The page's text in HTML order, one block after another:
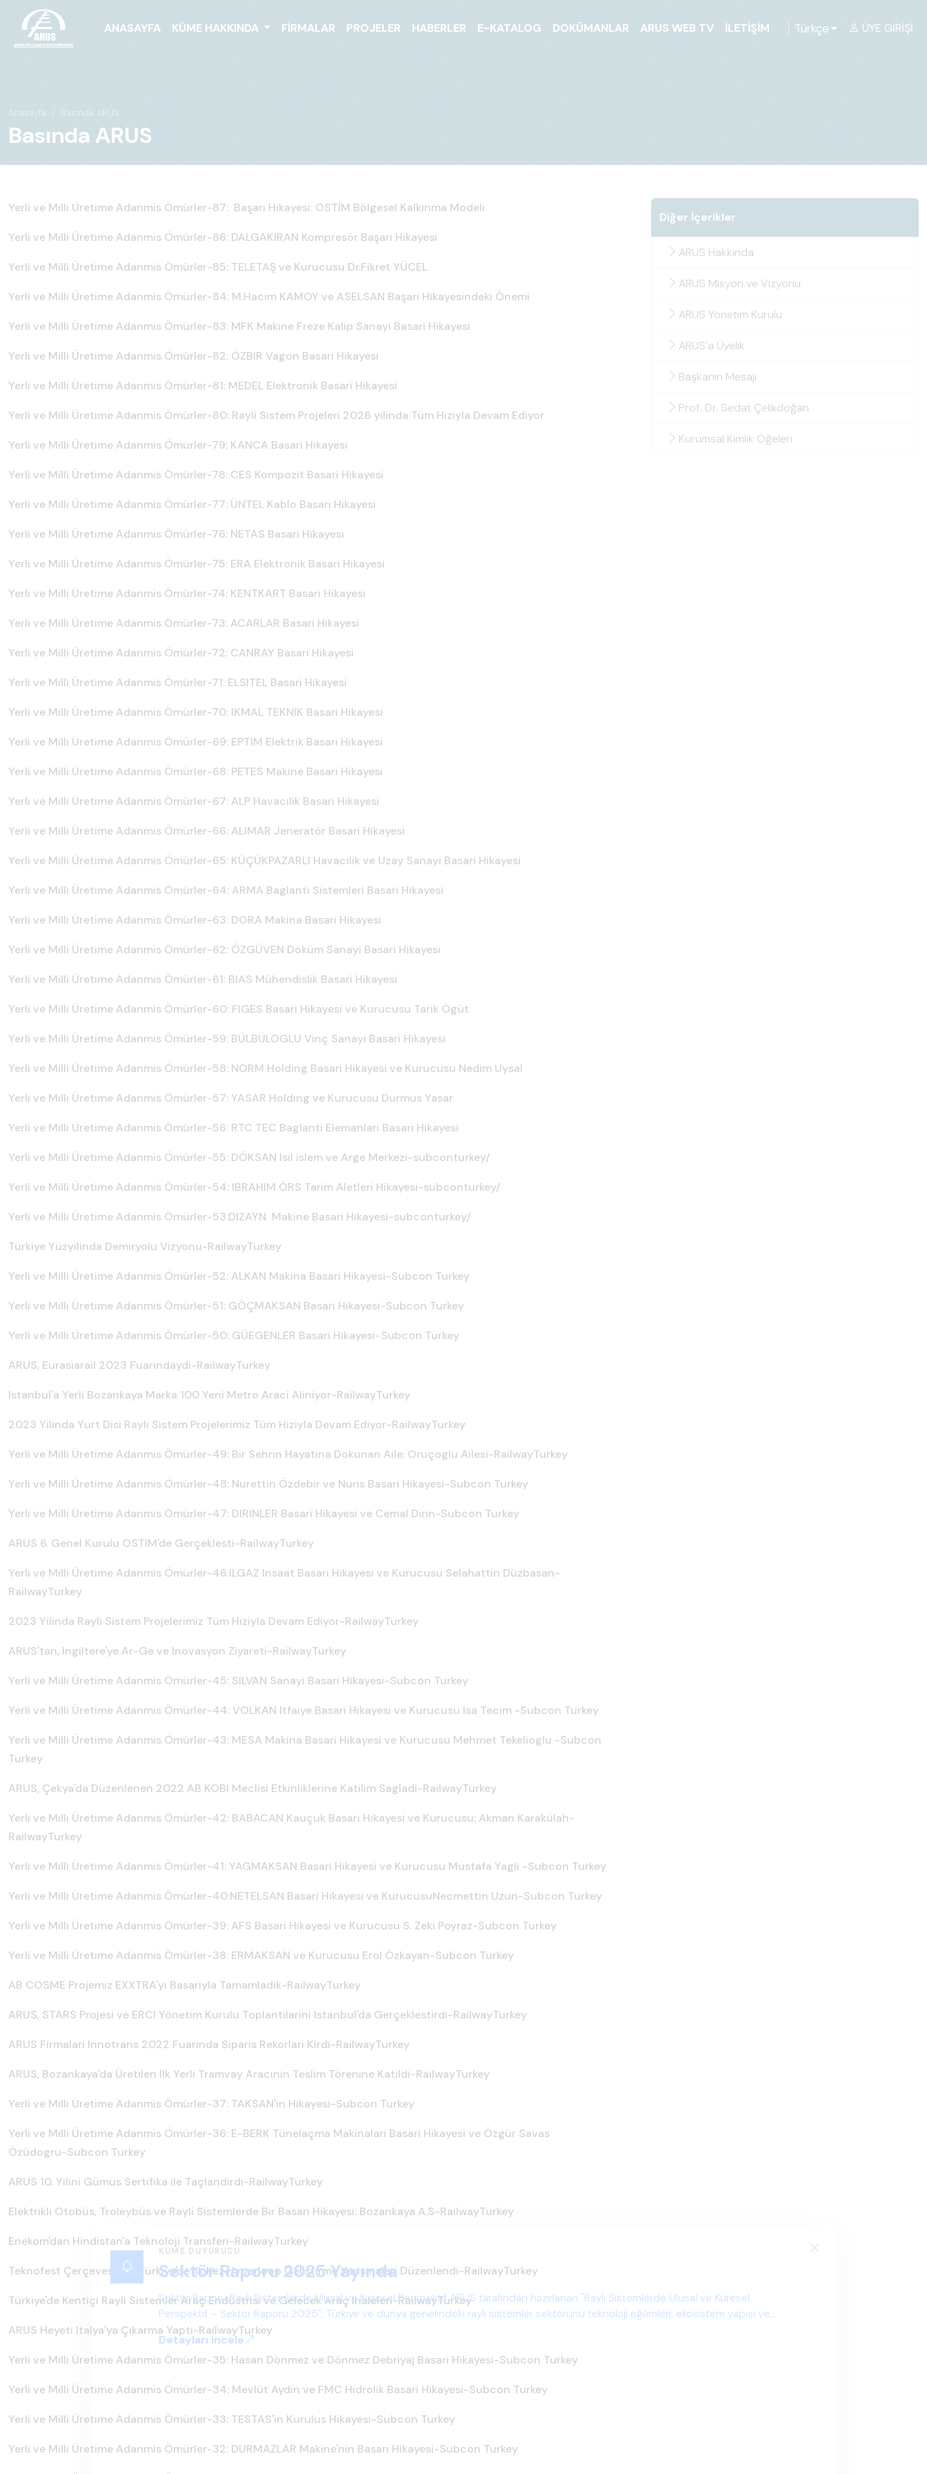
ANASAYFA KÜME HAKKINDA FIRMALAR PROJELER HABERLER E-KATALOG DOKÜMANLAR ARUS WEB TV İLETIŞIM Türkçe ÜYE GIRIŞI
Anasayfa Basında ARUS
Basında ARUS
Yerli ve Milli Üretime Adanmis Ömürler-87: Başarı Hikayesi: OSTİM Bölgesel Kalkınma Modeli
Yerli ve Milli Üretime Adanmis Ömürler-86: DALGAKIRAN Kompresör Başarı Hikayesi
Yerli ve Milli Üretime Adanmis Ömürler-85: TELETAŞ ve Kurucusu Dr.Fikret YÜCEL
Yerli ve Milli Üretime Adanmis Ömürler-84: M.Hacim KAMOY ve ASELSAN Başarı Hikayesindeki Önemi
Yerli ve Milli Üretime Adanmis Ömürler-83: MFK Makine Freze Kalip Sanayi Basari Hikayesi
Yerli ve Milli Üretime Adanmis Ömürler-82: ÖZBIR Vagon Basari Hikayesi
Yerli ve Milli Üretime Adanmis Ömürler-81: MEDEL Elektronik Basari Hikayesi
Yerli ve Milli Üretime Adanmis Ömürler-80: Rayli Sistem Projeleri 2026 yilinda Tüm Hiziyla Devam Ediyor
Yerli ve Milli Üretime Adanmis Ömürler-79: KANCA Basari Hikayesi
Yerli ve Milli Üretime Adanmis Ömürler-78: CES Kompozit Basari Hikayesi
Yerli ve Milli Üretime Adanmis Ömürler-77: ÜNTEL Kablo Basari Hikayesi
Yerli ve Milli Üretime Adanmis Ömürler-76: NETAS Basari Hikayesi
Yerli ve Milli Üretime Adanmis Ömürler-75: ERA Elektronik Basari Hikayesi
Yerli ve Milli Üretime Adanmis Ömürler-74: KENTKART Basari Hikayesi
Yerli ve Milli Üretime Adanmis Ömürler-73: ACARLAR Basari Hikayesi
Yerli ve Milli Üretime Adanmis Ömürler-72: CANRAY Basari Hikayesi
Yerli ve Milli Üretime Adanmis Ömürler-71: ELSITEL Basari Hikayesi
Yerli ve Milli Üretime Adanmis Ömürler-70: IKMAL TEKNIK Basari Hikayesi
Yerli ve Milli Üretime Adanmis Ömürler-69: EPTIM Elektrik Basari Hikayesi
Yerli ve Milli Üretime Adanmis Ömürler-68: PETES Makine Basari Hikayesi
Yerli ve Milli Üretime Adanmis Ömürler-67: ALP Havacilik Basari Hikayesi
Yerli ve Milli Üretime Adanmis Ömürler-66: ALIMAR Jeneratör Basari Hikayesi
Yerli ve Milli Üretime Adanmis Ömürler-65: KÜÇÜKPAZARLI Havacilik ve Uzay Sanayi Basari Hikayesi
Yerli ve Milli Üretime Adanmis Ömürler-64: ARMA Baglanti Sistemleri Basari Hikayesi
Yerli ve Milli Üretime Adanmis Ömürler-63: DORA Makina Basari Hikayesi
Yerli ve Milli Üretime Adanmis Ömürler-62: ÖZGÜVEN Döküm Sanayi Basari Hikayesi
Yerli ve Milli Üretime Adanmis Ömürler-61: BIAS Mühendislik Basari Hikayesi
Yerli ve Milli Üretime Adanmis Ömürler-60: FIGES Basari Hikayesi ve Kurucusu Tarik Ögüt
Yerli ve Milli Üretime Adanmis Ömürler-59: BÜLBÜLOGLU Vinç Sanayi Basari Hikayesi
Yerli ve Milli Üretime Adanmis Ömürler-58: NORM Holding Basari Hikayesi ve Kurucusu Nedim Uysal
Yerli ve Milli Üretime Adanmis Ömürler-57: YASAR Holding ve Kurucusu Durmus Yasar
Yerli ve Milli Üretime Adanmis Ömürler-56: RTC TEC Baglanti Elemanlari Basari Hikayesi
Yerli ve Milli Üretime Adanmis Ömürler-55: DÖKSAN Isil islem ve Arge Merkezi-subconturkey/
Yerli ve Milli Üretime Adanmis Ömürler-54: IBRAHIM ÖRS Tarim Aletleri Hikayesi-subconturkey/
Yerli ve Milli Üretime Adanmis Ömürler-53:DIZAYN Makine Basari Hikayesi-subconturkey/
Türkiye Yüzyilinda Demiryolu Vizyonu-RailwayTurkey
Yerli ve Milli Üretime Adanmis Ömürler-52: ALKAN Makina Basari Hikayesi-Subcon Turkey
Yerli ve Milli Üretime Adanmis Ömürler-51: GÖÇMAKSAN Basari Hikayesi-Subcon Turkey
Yerli ve Milli Üretime Adanmis Ömürler-50: GÜEGENLER Basari Hikayesi-Subcon Turkey
ARUS, Eurasiarail 2023 Fuarindaydi-RailwayTurkey
Istanbul'a Yerli Bozankaya Marka 100 Yeni Metro Araci Aliniyor-RailwayTurkey
2023 Yilinda Yurt Disi Rayli Sistem Projelerimiz Tüm Hiziyla Devam Ediyor-RailwayTurkey
Yerli ve Milli Üretime Adanmis Ömürler-49: Bir Sehrin Hayatina Dokunan Aile: Oruçoglu Ailesi-RailwayTurkey
Yerli ve Milli Üretime Adanmis Ömürler-48: Nurettin Özdebir ve Nuris Basari Hikayesi-Subcon Turkey
Yerli ve Milli Üretime Adanmis Ömürler-47: DIRINLER Basari Hikayesi ve Cemal Dirin-Subcon Turkey
ARUS 6. Genel Kurulu OSTIM'de Gerçeklesti-RailwayTurkey
Yerli ve Milli Üretime Adanmis Ömürler-46:ILGAZ Insaat Basari Hikayesi ve Kurucusu Selahattin Düzbasan-
RailwayTurkey
2023 Yilinda Rayli Sistem Projelerimiz Tüm Hiziyla Devam Ediyor-RailwayTurkey
ARUS'tan, Ingiltere'ye Ar-Ge ve Inovasyon Ziyareti-RailwayTurkey
Yerli ve Milli Üretime Adanmis Ömürler-45: SILVAN Sanayi Basari Hikayesi-Subcon Turkey
Yerli ve Milli Üretime Adanmis Ömürler-44: VOLKAN Itfaiye Basari Hikayesi ve Kurucusu Isa Tecim -Subcon Turkey
Yerli ve Milli Üretime Adanmis Ömürler-43: MESA Makina Basari Hikayesi ve Kurucusu Mehmet Tekelioglu -Subcon
Turkey
ARUS, Çekya'da Düzenlenen 2022 AB KOBI Meclisi Etkinliklerine Katilim Sagladi-RailwayTurkey
Yerli ve Milli Üretime Adanmis Ömürler-42: BABACAN Kauçuk Basari Hikayesi ve Kurucusu: Akman Karakülah-
RailwayTurkey
Yerli ve Milli Üretime Adanmis Ömürler-41: YAGMAKSAN Basari Hikayesi ve Kurucusu Mustafa Yagli -Subcon Turkey
Yerli ve Milli Üretime Adanmis Ömürler-40:NETELSAN Basari Hikayesi ve KurucusuNecmettin Uzun-Subcon Turkey
Yerli ve Milli Üretime Adanmis Ömürler-39: AFS Basari Hikayesi ve Kurucusu S. Zeki Poyraz-Subcon Turkey
Yerli ve Milli Üretime Adanmis Ömürler-38: ERMAKSAN ve Kurucusu Erol Özkayan-Subcon Turkey
AB COSME Projemiz EXXTRA'yi Basariyla Tamamladik-RailwayTurkey
ARUS, STARS Projesi ve ERCI Yönetim Kurulu Toplantilarini Istanbul'da Gerçeklestirdi-RailwayTurkey
ARUS Firmalari Innotrans 2022 Fuarinda Siparis Rekorlari Kirdi-RailwayTurkey
ARUS, Bozankaya'da Üretilen Ilk Yerli Tramvay Aracinin Teslim Törenine Katildi-RailwayTurkey
Yerli ve Milli Üretime Adanmis Ömürler-37: TAKSAN'in Hikayesi-Subcon Turkey
Yerli ve Milli Üretime Adanmis Ömürler-36: E-BERK Tünelaçma Makinalari Basari Hikayesi ve Özgür Savas
Özüdogru-Subcon Turkey
ARUS 10. Yilini Gümüs Sertifika ile Taçlandirdi-RailwayTurkey
Elektrikli Otobüs, Troleybüs ve Rayli Sistemlerde Bir Basari Hikayesi: Bozankaya A.S-RailwayTurkey
Enekom'dan Hindistan'a Teknoloji Transferi-RailwayTurkey
Teknofest Çerçevesinde Türkiye'de Ilk Kez Hyperloop Gelistirme Yarismalari Düzenlendi-RailwayTurkey
Türkiye'de Kentiçi Rayli Sistemler Araç Endüstrisi ve Gelecek Araç Ihaleleri-RailwayTurkey
ARUS Heyeti Italya'ya Çikarma Yapti-RailwayTurkey
Yerli ve Milli Üretime Adanmis Ömürler-35: Hasan Dönmez ve Dönmez Debriyaj Basari Hikayesi-Subcon Turkey
Yerli ve Milli Üretime Adanmis Ömürler-34: Mevlüt Aydin ve FMC Hidrolik Basari Hikayesi-Subcon Turkey
Yerli ve Milli Üretime Adanmis Ömürler-33: TESTAS'in Kurulus Hikayesi-Subcon Turkey
Yerli ve Milli Üretime Adanmis Ömürler-32: DURMAZLAR Makine'nin Basari Hikayesi-Subcon Turkey
Diğer İçerikler
ARUS Hakkında
ARUS Misyon ve Vizyonu
ARUS Yönetim Kurulu
ARUS'a Üyelik
Başkanın Mesajı
Prof. Dr. Sedat Çelikdoğan
Kurumsal Kimlik Öğeleri
KÜME DUYURUSU
Sektör Raporu 2025 Yayında
Sektör Raporu Raylı Sistemlerde Ulusal ve Küresel Perspektif ARUS tarafından hazırlanan "Raylı Sistemlerde Ulusal ve Küresel
Perspektif – Sektör Raporu 2025", Türkiye ve dünya genelindeki raylı sistemler sektörünü teknoloji eğilimleri, ekosistem yapısı ve
gelecek perspektifi açısından kapsamlı biçimde ele alan bir referans çalışmasıdır.
Detayları incele